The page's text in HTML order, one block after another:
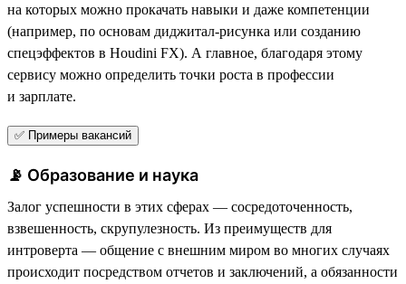
на которых можно прокачать навыки и даже компетенции
(например, по основам диджитал-рисунка или созданию
спецэффектов в Houdini FX). А главное, благодаря этому
сервису можно определить точки роста в профессии
и зарплате.
✅ Примеры вакансий
📡 Образование и наука
Залог успешности в этих сферах — сосредоточенность,
взвешенность, скрупулезность. Из преимуществ для
интроверта — общение с внешним миром во многих случаях
происходит посредством отчетов и заключений, а обязанности